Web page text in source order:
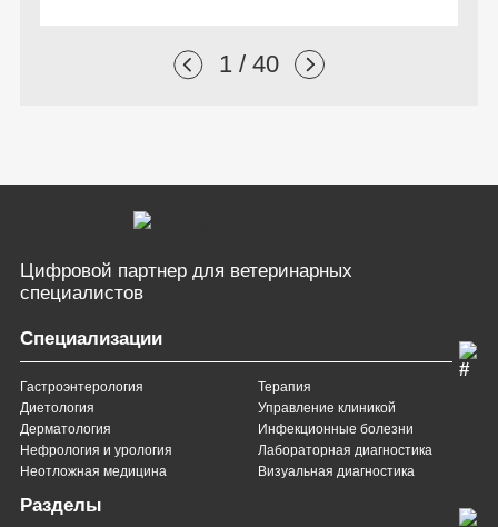
1 / 40
Цифровой партнер для ветеринарных
специалистов
Специализации
Гастроэнтерология
Диетология
Дерматология
Нефрология и урология
Неотложная медицина
Терапия
Управление клиникой
Инфекционные болезни
Лабораторная диагностика
Визуальная диагностика
Разделы